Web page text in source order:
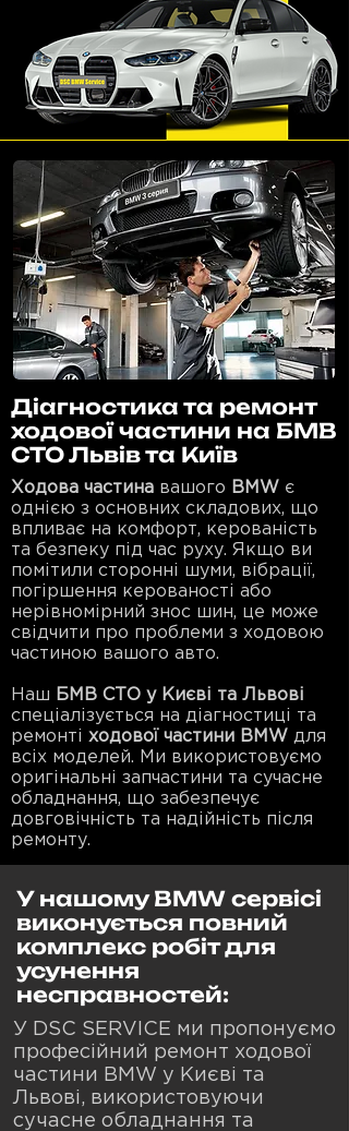
Діагностика та ремонт
ходової частини на БМВ
СТО Львів та Київ
Ходова частина вашого BMW є
однією з основних складових, що
впливає на комфорт, керованість
та безпеку під час руху. Якщо ви
помітили сторонні шуми, вібрації,
погіршення керованості або
нерівномірний знос шин, це може
свідчити про проблеми з ходовою
частиною вашого авто.
Наш БМВ СТО у Києві та Львові
спеціалізується на діагностиці та
ремонті ходової частини BMW для
всіх моделей. Ми використовуємо
оригінальні запчастини та сучасне
обладнання, що забезпечує
довговічність та надійність після
ремонту.
У нашому BMW сервісі
виконується повний
комплекс робіт для
усунення
несправностей:
У DSC SERVICE ми пропонуємо
професійний ремонт ходової
частини BMW у Києві та
Львові, використовуючи
сучасне обладнання та